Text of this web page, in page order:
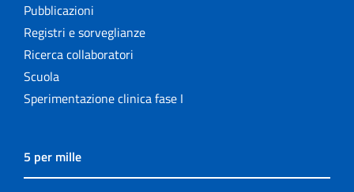
Pubblicazioni
Registri e sorveglianze
Ricerca collaboratori
Scuola
Sperimentazione clinica fase I
5 per mille